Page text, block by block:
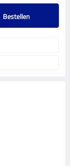
Bestellen